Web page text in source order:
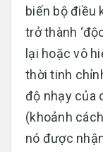
biến bộ điều
trở thành
lại hoặc vô
thời tinh
độ nhạy của
(khoảnh
nó được